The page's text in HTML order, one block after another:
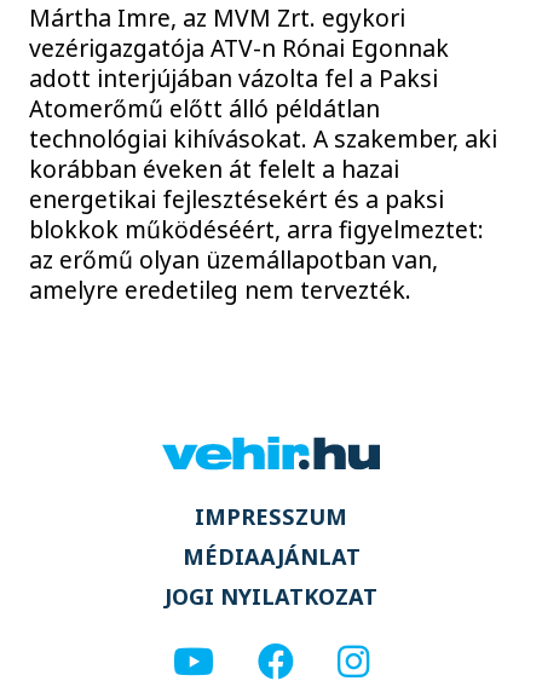
Mártha Imre, az MVM Zrt. egykori
vezérigazgatója ATV-n Rónai Egonnak
adott interjújában vázolta fel a Paksi
Atomerőmű előtt álló példátlan
technológiai kihívásokat. A szakember, aki
korábban éveken át felelt a hazai
energetikai fejlesztésekért és a paksi
blokkok működéséért, arra figyelmeztet:
az erőmű olyan üzemállapotban van,
amelyre eredetileg nem tervezték.
IMPRESSZUM
MÉDIAAJÁNLAT
JOGI NYILATKOZAT